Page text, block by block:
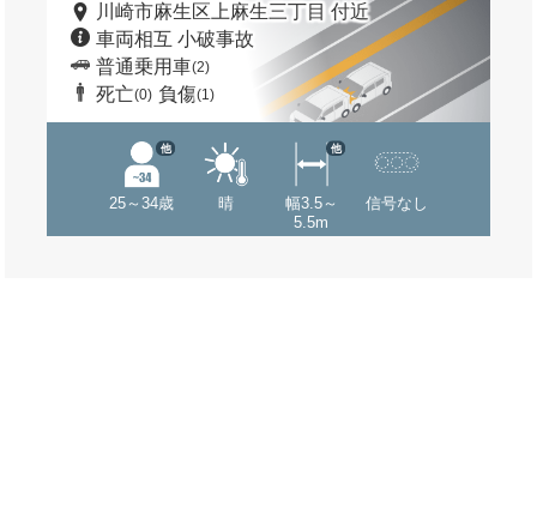
川崎市麻生区上麻生三丁目 付近
車両相互 小破事故
普通乗用車(2)
死亡(0) 負傷(1)
25～34歳
他
晴
幅3.5～
5.5m
他
信号なし